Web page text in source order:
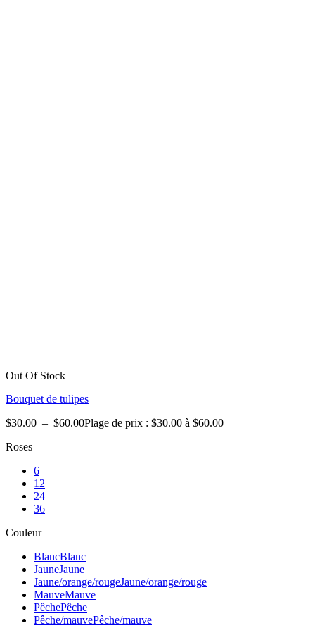
Out Of Stock
Bouquet de tulipes
$30.00 – $60.00Plage de prix : $30.00 à $60.00
Roses
6
12
24
36
Couleur
BlancBlanc
JauneJaune
Jaune/orange/rougeJaune/orange/rouge
MauveMauve
PêchePêche
Pêche/mauvePêche/mauve